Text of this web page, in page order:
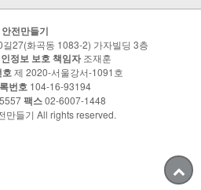
안전만들기
27(화곡동 1083-2) 가자빌딩 3층
정보 보호 책임자조재훈
호제 2020-서울강서-1091호
번호 104-16-93194
팩스02-6007-1448
만들기 All rights reserved.